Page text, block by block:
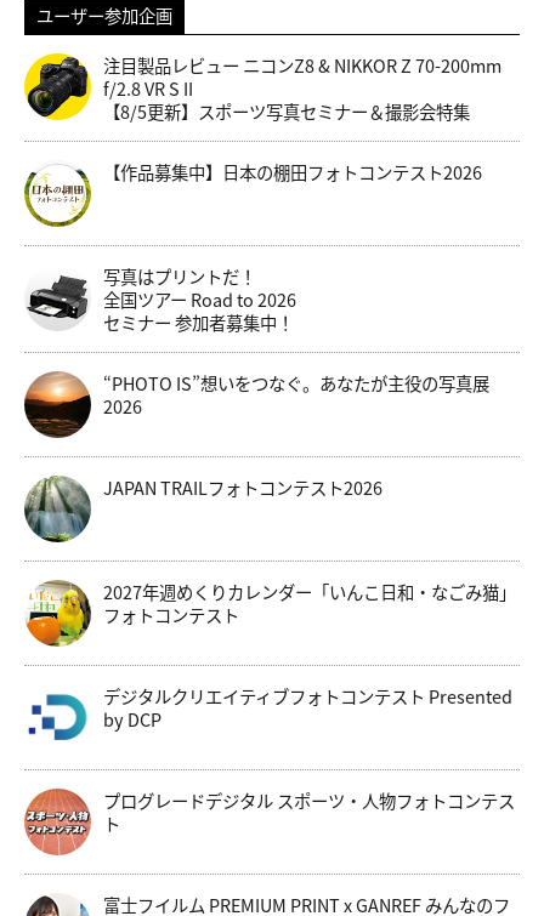
ユーザー参加企画
注目製品レビュー ニコンZ8 & NIKKOR Z 70-200mm
f/2.8 VR S II
【8/5更新】スポーツ写真セミナー＆撮影会特集
【作品募集中】日本の棚田フォトコンテスト2026
写真はプリントだ！
全国ツアー Road to 2026
セミナー 参加者募集中！
“PHOTO IS”想いをつなぐ。あなたが主役の写真展
2026
JAPAN TRAILフォトコンテスト2026
2027年週めくりカレンダー「いんこ日和・なごみ猫」
フォトコンテスト
デジタルクリエイティブフォトコンテスト Presented
by DCP
プログレードデジタル スポーツ・人物フォトコンテス
ト
富士フイルム PREMIUM PRINT x GANREF みんなのフ